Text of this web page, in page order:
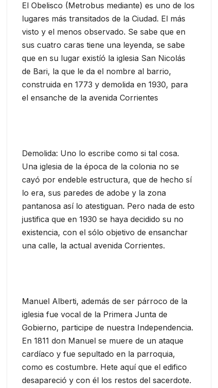
El Obelisco (Metrobus mediante) es uno de los
lugares más transitados de la Ciudad. El más
visto y el menos observado. Se sabe que en
sus cuatro caras tiene una leyenda, se sabe
que en su lugar existíó la iglesia San Nicolás
de Bari, la que le da el nombre al barrio,
construida en 1773 y demolida en 1930, para
el ensanche de la avenida Corrientes
Demolida: Uno lo escribe como si tal cosa.
Una iglesia de la época de la colonia no se
cayó por endeble estructura, que de hecho sí
lo era, sus paredes de adobe y la zona
pantanosa así lo atestiguan. Pero nada de esto
justifica que en 1930 se haya decidido su no
existencia, con el sólo objetivo de ensanchar
una calle, la actual avenida Corrientes.
Manuel Alberti, además de ser párroco de la
iglesia fue vocal de la Primera Junta de
Gobierno, participe de nuestra Independencia.
En 1811 don Manuel se muere de un ataque
cardíaco y fue sepultado en la parroquia,
como es costumbre. Hete aquí que el edifico
desapareció y con él los restos del sacerdote.